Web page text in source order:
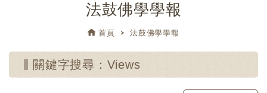
法鼓佛學學報
首頁 法鼓佛學學報
關鍵字搜尋：Views